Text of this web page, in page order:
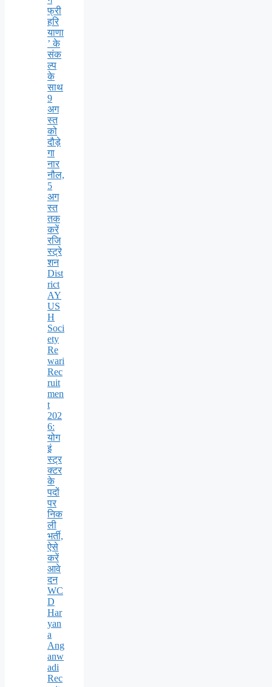
फ्री
हरि
याणा
’ के
संक
ल्प
के
साथ
9
अग
स्त
को
दौड़े
गा
नार
नौल,
5
अग
स्त
तक
करें
रजि
स्ट्रे
शन
Dist
rict
AY
US
H
Soci
ety
Re
wari
Rec
ruit
men
t
202
6:
योग
इं
स्ट्र
क्टर
के
पदों
पर
निक
ली
भर्ती,
ऐसे
करें
आवे
दन
WC
D
Har
yan
a
Ang
anw
adi
Rec